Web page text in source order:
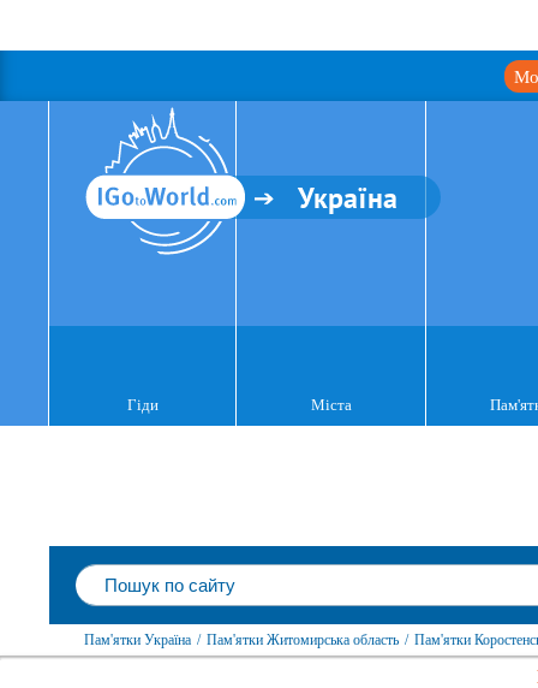
Україна
Гіди Міста
Пам'ятки Україна / Пам'ятки Житомирська область / Пам'ятки